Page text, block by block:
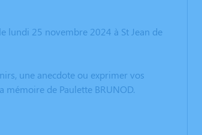
lundi 25 novembre 2024 à St Jean de
une anecdote ou exprimer vos
de Paulette BRUNOD.